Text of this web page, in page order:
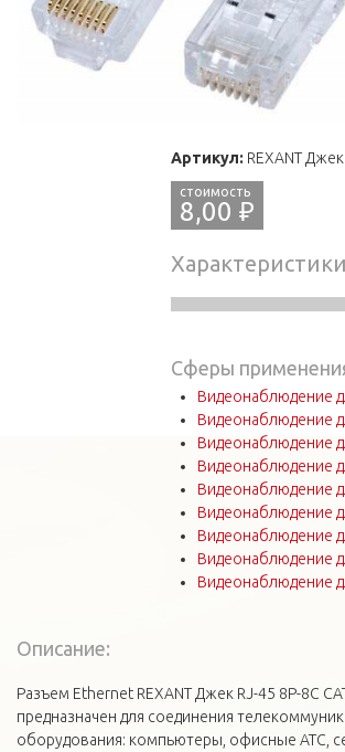
Артикул: REXANT
8,00 ₽
Характеристики
Сферы
Видеонаблюдение
Видеонаблюдение
Видеонаблюдение
Видеонаблюдение
Видеонаблюдение
Видеонаблюдение
Видеонаблюдение
Видеонаблюдение
Видеонаблюдение
Описание:
Разъем Ethernet REXANT Джек RJ-45 8P-8C
предназначен для соединения
оборудования: компьютеры, офисные АТС,